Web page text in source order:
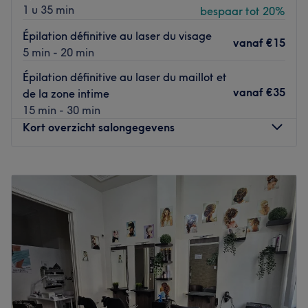
qui caractérisent les professionnels de l'équipe. Pour tous
les goûts et tous les profils, Cliona Beauty est le havre de
beauté où vos atouts séduction seront magnifiés.
Go to venue
1 u 35 min
bespaar tot 20%
Épilation définitive au laser du visage
5 min - 20 min
vanaf €15
Épilation définitive au laser du maillot et
de la zone intime
15 min - 30 min
vanaf €35
Kort overzicht salongegevens
19:00
Woensdag
10:00–19:00
Donderdag
10:00–
19:00
10:00– 19:00
Zaterdag
10:00– 19:00
Zondag
12:00 19:00
Bienvenue chez Loubna Aesthetics Belgium, un centre de